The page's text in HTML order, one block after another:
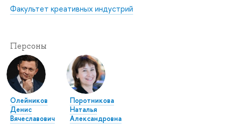
Факультет креативных индустрий
Персоны
Олейников
Денис
Вячеславович
Поротникова
Наталья
Александровна